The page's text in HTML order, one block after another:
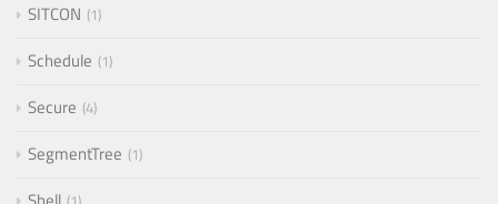
SITCON 1
Schedule 1
Secure 4
SegmentTree 1